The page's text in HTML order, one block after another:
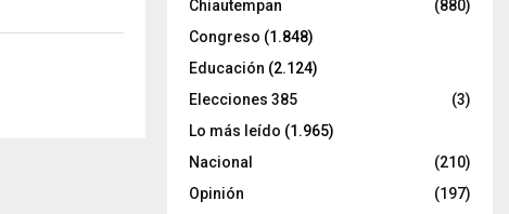
Chiautempan
(880)
Congreso (1.848)
Educación (2.124)
Elecciones 385
(3)
Lo más leído (1.965)
Nacional
(210)
Opinión
(197)